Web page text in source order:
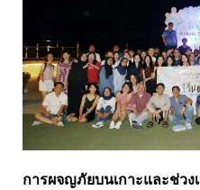
การผจญภัยบนเกาะและช่วง